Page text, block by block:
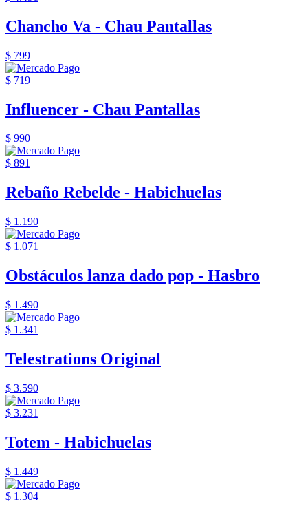
Chancho Va - Chau Pantallas
$ 799
$ 719
Influencer - Chau Pantallas
$ 990
$ 891
Rebaño Rebelde - Habichuelas
$ 1.190
$ 1.071
Obstáculos lanza dado pop - Hasbro
$ 1.490
$ 1.341
Telestrations Original
$ 3.590
$ 3.231
Totem - Habichuelas
$ 1.449
$ 1.304